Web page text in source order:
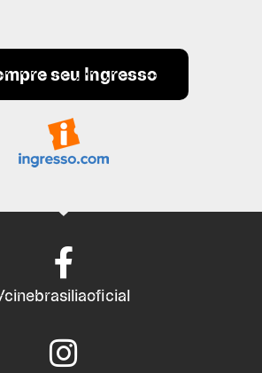
seu Ingresso